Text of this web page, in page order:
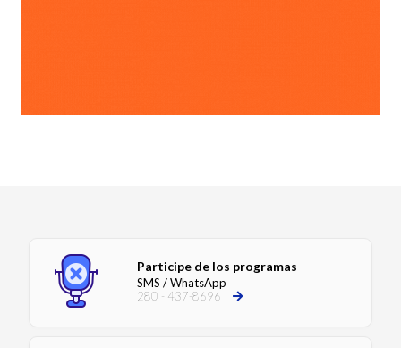
Participe de los programas
SMS / WhatsApp
280 - 437-8696